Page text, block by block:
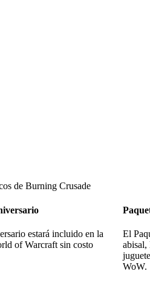
de Burning Crusade
estará incluido en la
of Warcraft sin costo
El
abisal,
WoW.